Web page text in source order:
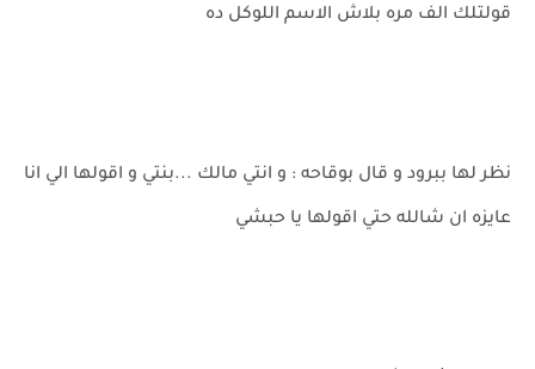
قولتلك الف مره بلاش الاسم اللوكل ده
نظر لها ببرود و قال بوقاحه : و انتي مالك ...بنتي و اقولها الي انا
عايزه ان شالله حتي اقولها يا حبشي